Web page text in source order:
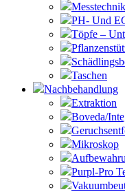
PH- Und
Töpfe –
Taschen
Nachbehandlung
Extraktion
Boveda/
Mikroskop
Purpl-Pro